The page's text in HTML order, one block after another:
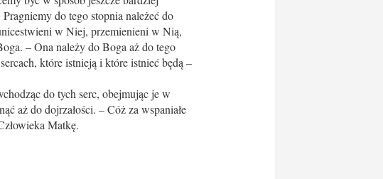
Pragniemy do tego stopnia należeć do
w Niej, przemienieni w Nią,
– Ona należy do Boga aż do tego
które istnieją i które istnieć będą –
do tych serc, obejmując je w
aż do dojrzałości. – Cóż za wspaniałe
Matkę.